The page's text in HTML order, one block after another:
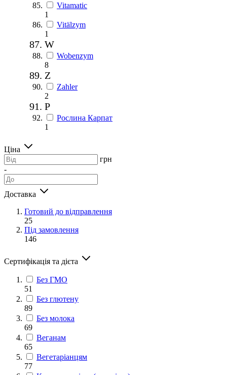
Vitamatic
1
Vitälzym
1
W
Wobenzym
8
Z
Zahler
2
Р
Рослина Карпат
1
Ціна
грн
-
Доставка
Готовий до відправлення
25
Під замовлення
146
Сертифікація та дієта
Без ГМО
51
Без глютену
89
Без молока
69
Веганам
65
Вегетаріанцям
77